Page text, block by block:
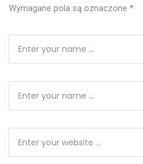
Wymagane pola są oznaczone *